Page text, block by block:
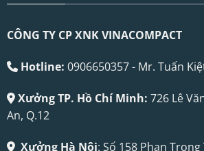
CÔNG TY CP XNK VINACOMPACT
Hotline: 0906650357 - Mr. Tuấn
Xưởng TP. Hồ Chí Minh: 726 Lê
An, Q.12
Xưởng Hà Nội: Số 158 Phan Trọng